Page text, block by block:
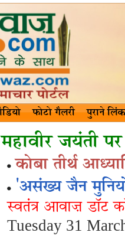
फोटो गैलरी पुराने लिंक
महावीर जयंती पर
कोबा तीर्थ
'असंख्य जैन
स्वतंत्र आवाज़ डॉट
Tuesday 31